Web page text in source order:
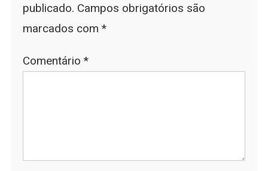
publicado. Campos obrigatórios são
marcados com *
Comentário *